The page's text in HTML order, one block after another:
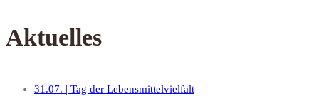
Aktuelles
31.07. | Tag der Lebensmittelvielfalt